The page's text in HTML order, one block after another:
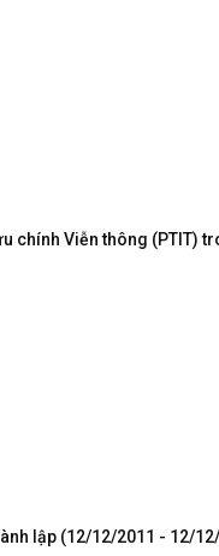
chính Viễn thông (PTIT)
lập (12/12/2011 - 12/